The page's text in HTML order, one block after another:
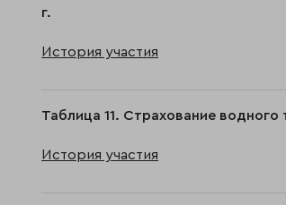
г.
История участия
Таблица 11. Страхование
История участия